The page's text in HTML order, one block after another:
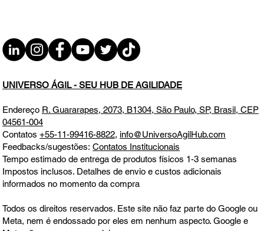
UNIVERSO ÁGIL - SEU HUB DE AGILIDADE
EndereçoR. Guararapes, 2073, B1304, São Paulo, SP, Brasil, CEP
04561-004
Contatos+55-11-99416-8822,info@UniversoAgilHub.com
Tempo estimado de entrega de produtos físicos 1-3 semanas
Impostos inclusos. Detalhes de envio e custos adicionais